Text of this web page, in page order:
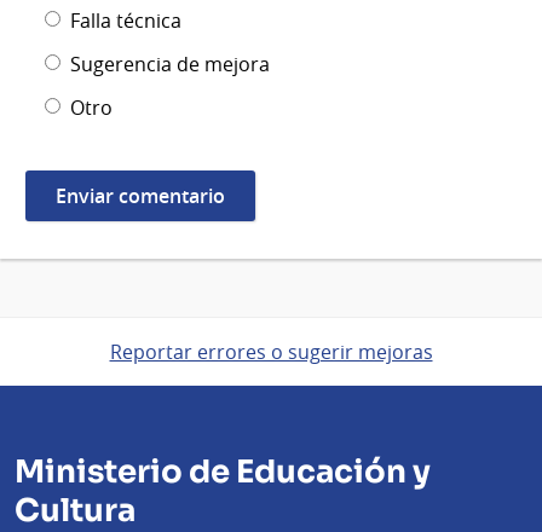
Falla técnica
Sugerencia de mejora
Otro
Reportar errores o sugerir mejoras
Ministerio de Educación y
Cultura